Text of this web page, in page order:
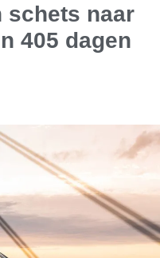
schets naar
405 dagen